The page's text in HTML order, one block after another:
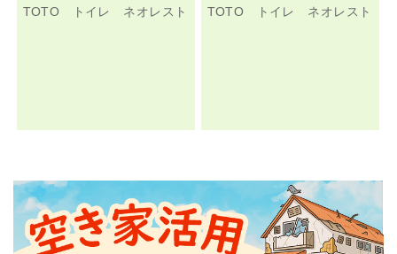
TOTO トイレ ネオレスト TOTO トイレ ネオレスト